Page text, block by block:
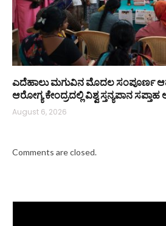
ಎದೆಹಾಲು ಮಗುವಿನ ಮೊದಲ ಸಂಪೂರ್ಣ
ಆರೋಗ್ಯ ಕೇಂದ್ರದಲ್ಲಿ ವಿಶ್ವ ಸ್ತನ್ಯಪಾನ
August 6, 2026
Comments are closed.